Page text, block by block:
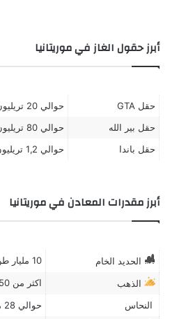
أبرز حقول الغاز في موريتانيا
حقل GTA
حوالي 20 تريليون قدم مكعب
حقل بير الله
حوالي 80 تريليون قدم مكعب
حقل باندا
حوالي 1,2 تريليون قدم مكعب
أبرز مقدرات المعادن في موريتانيا
الحديد الخام 10 مليار طن
الذهب
اكثر من 150 مليون أونصة
النحاس
حوالي 28 مليون طن